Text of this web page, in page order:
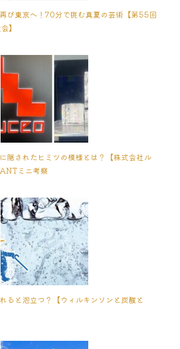
び東京へ！70分で挑む真夏の芸術【第55回
】
隠されたヒミツの模様とは？【株式会社ル
ミニ考察
ると泡立つ？【ウィルキンソンと炭酸と